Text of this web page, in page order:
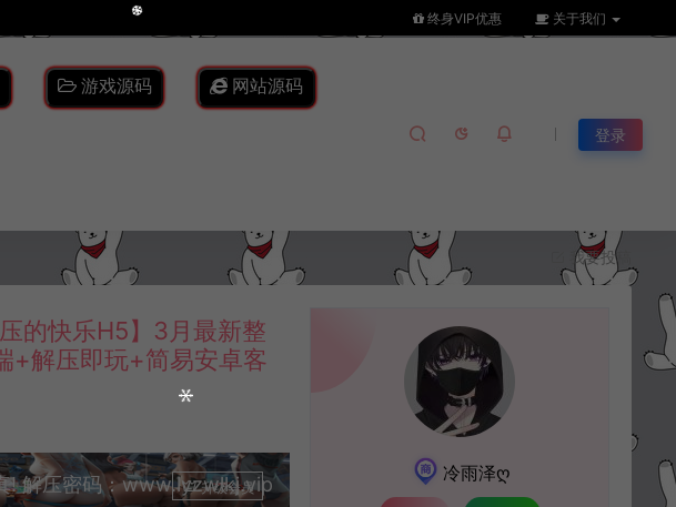
终身VIP优惠 关于我们
游戏源码 网站源码
登录
我要投稿
的快乐H5】3月最新整
+解压即玩+简易安卓客
! 解压密码：www.lyzwlkj.vip
升级会员
冷雨泽ღ